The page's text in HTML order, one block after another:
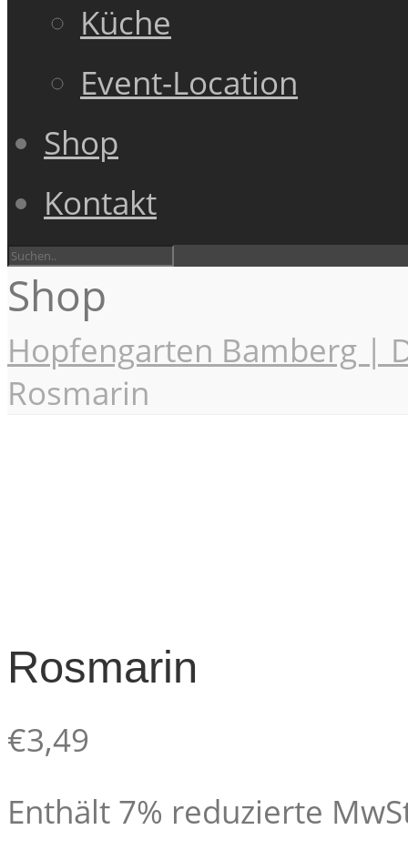
Küche
Event-Location
Shop
Kontakt
Shop
Hopfengarten Bamberg |
Rosmarin
Rosmarin
€3,49
Enthält 7% reduzierte